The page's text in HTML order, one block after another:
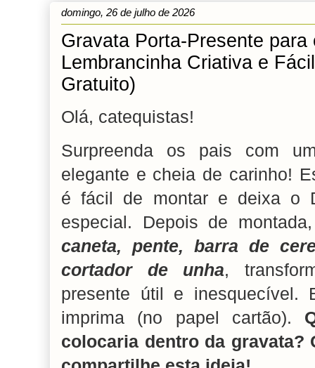
domingo, 26 de julho de 2026
Gravata Porta-Presente
Lembrancinha Criativa e
Gratuito)
Olá, catequistas!
Surpreenda os pais com
elegante e cheia de carinho!
é fácil de montar e deixa o
especial. Depois de
caneta, pente, barra de
cortador de unha,
presente útil e inesquecível.
imprima (no papel cartão).
colocaria dentro da gravata?